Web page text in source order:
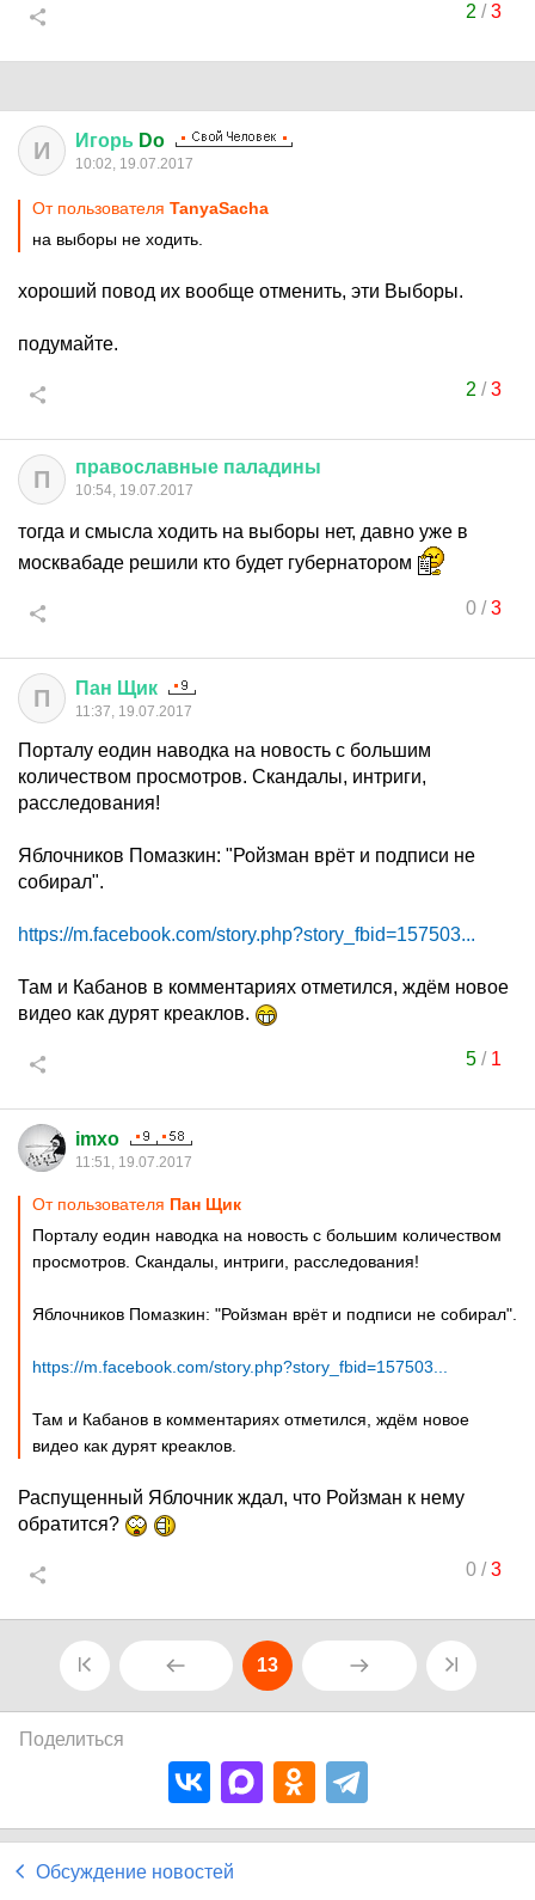
2 /3
И Игорь Do
10:02, 19.07.2017
От пользователя TanyaSacha
на выборы не ходить.
хороший повод их вообще отменить, эти Выборы.
подумайте.
2 /3
П православные паладины
10:54, 19.07.2017
тогда и смысла ходить на выборы нет, давно уже в
москвабаде решили кто будет губернатором
0/3
П Пан Щик
11:37, 19.07.2017
Порталу еодин наводка на новость с большим
количеством просмотров. Скандалы, интриги,
расследования!
Яблочников Помазкин: "Ройзман врёт и подписи не
собирал".
https://m.facebook.com/story.php?story_fbid=157503...
Там и Кабанов в комментариях отметился, ждём новое
видео как дурят креаклов.
5/ 1
imxo
11:51, 19.07.2017
От пользователя Пан Щик
Порталу еодин наводка на новость с большим количеством
просмотров. Скандалы, интриги, расследования!
Яблочников Помазкин: "Ройзман врёт и подписи не собирал".
https://m.facebook.com/story.php?story_fbid=157503...
Там и Кабанов в комментариях отметился, ждём новое
видео как дурят креаклов.
Распущенный Яблочник ждал, что Ройзман к нему
обратится?
0/3
13
Поделиться
Обсуждение новостей